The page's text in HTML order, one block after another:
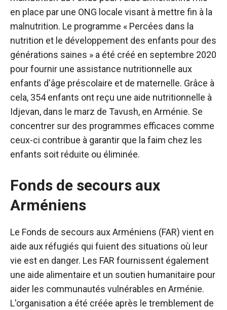
en place par une ONG locale visant à mettre fin à la
malnutrition. Le programme « Percées dans la
nutrition et le développement des enfants pour des
générations saines » a été créé en septembre 2020
pour fournir une assistance nutritionnelle aux
enfants d'âge préscolaire et de maternelle. Grâce à
cela, 354 enfants ont reçu une aide nutritionnelle à
Idjevan, dans le marz de Tavush, en Arménie. Se
concentrer sur des programmes efficaces comme
ceux-ci contribue à garantir que la faim chez les
enfants soit réduite ou éliminée.
Fonds de secours aux
Arméniens
Le Fonds de secours aux Arméniens (FAR) vient en
aide aux réfugiés qui fuient des situations où leur
vie est en danger. Les FAR fournissent également
une aide alimentaire et un soutien humanitaire pour
aider les communautés vulnérables en Arménie.
L'organisation a été créée après le tremblement de